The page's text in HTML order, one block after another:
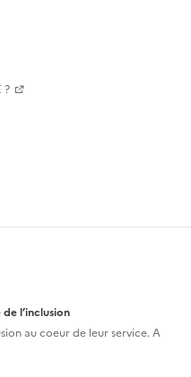
?
l’inclusion
aucoeur de leur service. A